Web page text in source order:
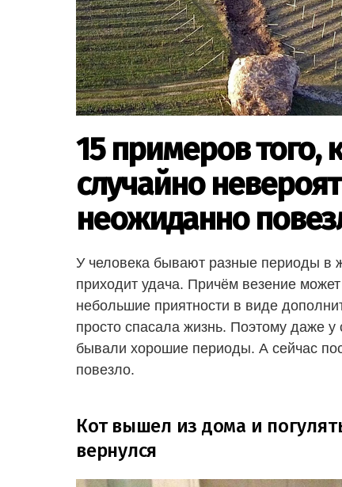
15 примеров того,
случайно
неожиданно
У человека бывают разные периоды в
приходит удача. Причём везение
небольшие приятности в виде
просто спасала жизнь. Поэтому даже у
бывали хорошие периоды. А сейчас
повезло.
Кот вышел из дома и
вернулся